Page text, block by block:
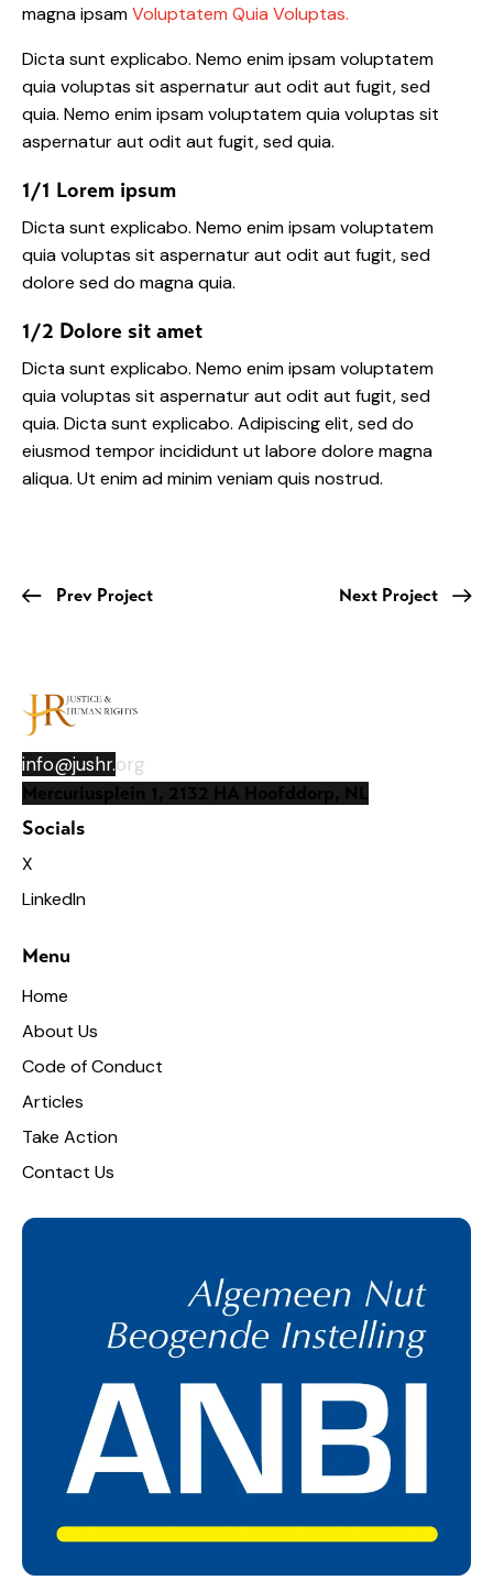
magna ipsamVoluptatem Quia Voluptas.
Dicta sunt explicabo. Nemo enim ipsam voluptatem
quia voluptas sit aspernatur aut odit aut fugit, sed
quia. Nemo enim ipsam voluptatem quia voluptas sit
aspernatur aut odit aut fugit, sed quia.
1/1 Lorem ipsum
Dicta sunt explicabo. Nemo enim ipsam voluptatem
quia voluptas sit aspernatur aut odit aut fugit, sed
dolore sed do magna quia.
1/2 Dolore sit amet
Dicta sunt explicabo. Nemo enim ipsam voluptatem
quia voluptas sit aspernatur aut odit aut fugit, sed
quia. Dicta sunt explicabo. Adipiscing elit, sed do
eiusmod tempor incididunt ut labore dolore magna
aliqua. Ut enim ad minim veniam quis nostrud.
Prev Project Next Project
info@jushr.org
Mercuriusplein 1, 2132 HA Hoofddorp, NL
Socials
X
LinkedIn
Menu
Home
About Us
Code of Conduct
Articles
Take Action
Contact Us